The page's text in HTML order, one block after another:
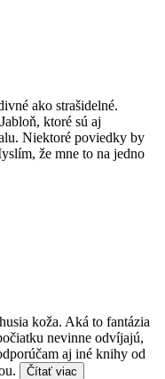
ako strašidelné.
ktoré sú aj
Niektoré poviedky by
že mne to na jedno
koža. Aká to fantázia
nevinne odvíjajú,
aj iné knihy od
Čítať viac